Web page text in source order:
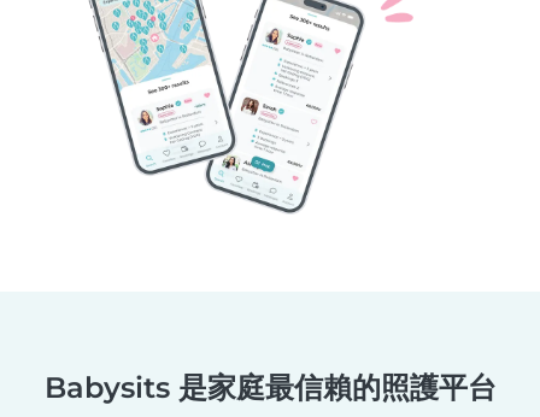
Babysits 是家庭最信賴的照護平台